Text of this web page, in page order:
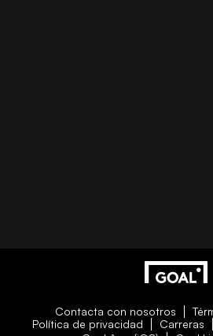
Contacta con nosotros
Política de privacidad
Carreras